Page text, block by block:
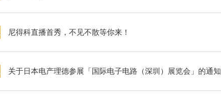
尼得科直播首秀，不见不散等你来！
关于日本电产理德参展「国际电子电路（深圳）展览会」的通知